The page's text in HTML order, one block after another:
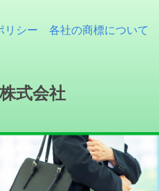
リシー 各社の商標について
式会社